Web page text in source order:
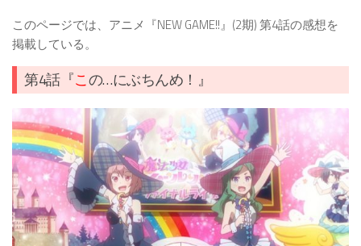
このページでは、アニメ『NEW GAME!!』(2期) 第4話の感想を
掲載している。
第4話『この…にぶちんめ！』